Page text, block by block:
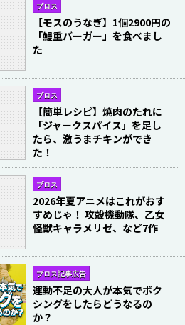
ブロス
【モスのうなぎ】1個2900円の
「鰻重バーガー」を食べまし
た
ブロス
【簡単レシピ】焼肉のたれに
「ジャークスパイス」を足し
たら、激うまチキンができ
た！
ブロス
2026年夏アニメはこれがおす
すめじゃ！ 攻殻機動隊、乙女
怪獣キャラメリゼ、など7作
ブロス記事広告
運動不足の大人が本気でボク
シングをしたらどうなるの
か？